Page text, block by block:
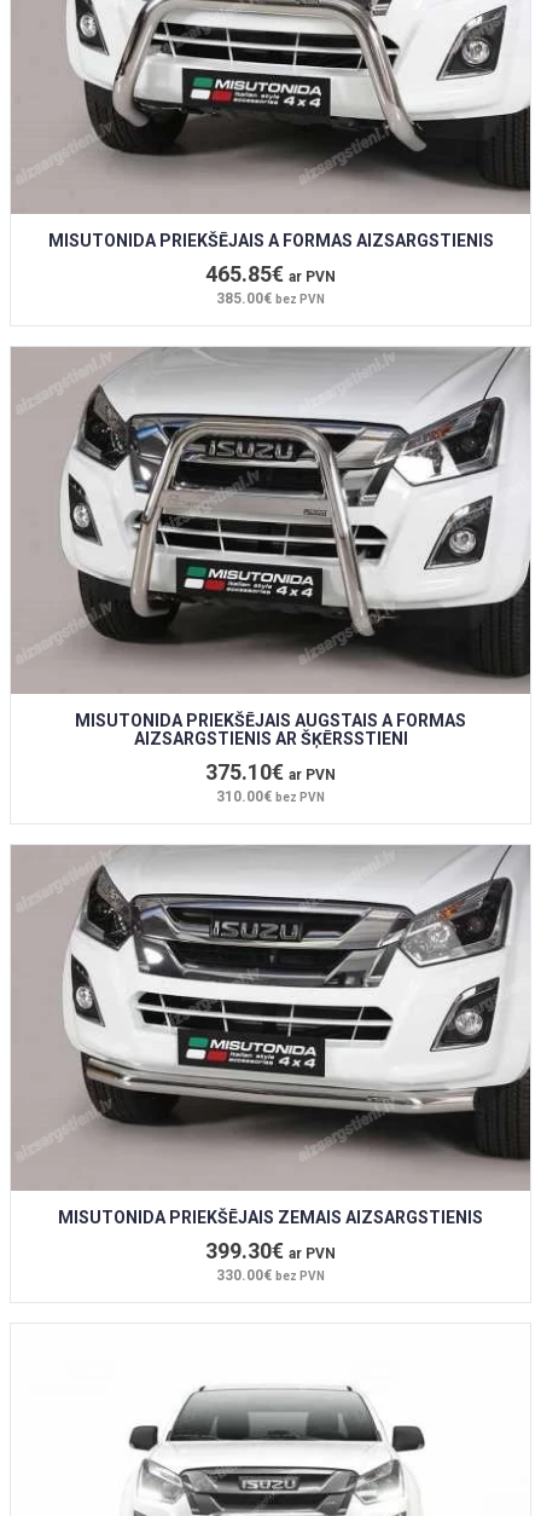
MISUTONIDA PRIEKŠĒJAIS A FORMAS AIZSARGSTIENIS
465.85€ ar PVN
385.00€ bez PVN
MISUTONIDA PRIEKŠĒJAIS AUGSTAIS A FORMAS
AIZSARGSTIENIS AR ŠĶĒRSSTIENI
375.10€ ar PVN
310.00€ bez PVN
MISUTONIDA PRIEKŠĒJAIS ZEMAIS AIZSARGSTIENIS
399.30€ ar PVN
330.00€ bez PVN